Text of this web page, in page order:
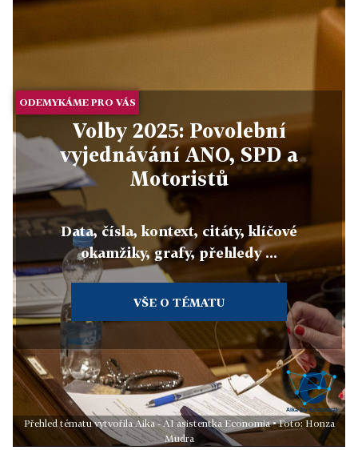
ODEMYKÁME PRO VÁS
Volby 2025: Povolební
vyjednávání ANO, SPD a
Motoristů
Data, čísla, kontext, citáty, klíčové
okamžiky, grafy, přehledy ...
VŠE O TÉMATU
Přehled tématu vytvořila Aika - AI asistentka Economia • Foto: Honza
Mudra